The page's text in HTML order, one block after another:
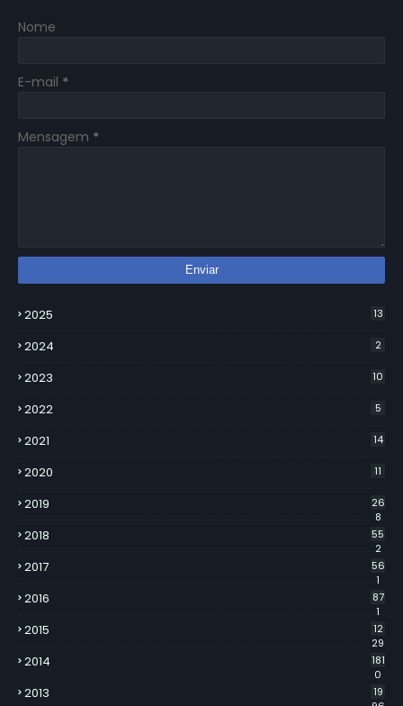
Nome
E-mail *
Mensagem *
2025 13
2024 2
2023 10
2022 5
2021 14
2020 11
2019
26
8
2018
55
2
2017
56
1
2016
87
1
2015
12
29
2014
181
0
2013
19